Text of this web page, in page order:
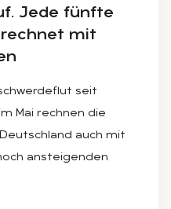
Jede fünf­te
mit
seit
Mai rechnen die
auch mit
ansteigenden